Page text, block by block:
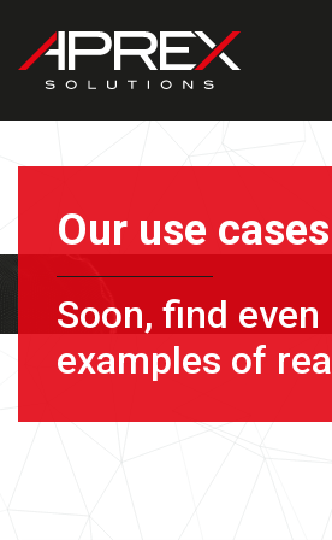
Our use cases
Soon, find even
examples of